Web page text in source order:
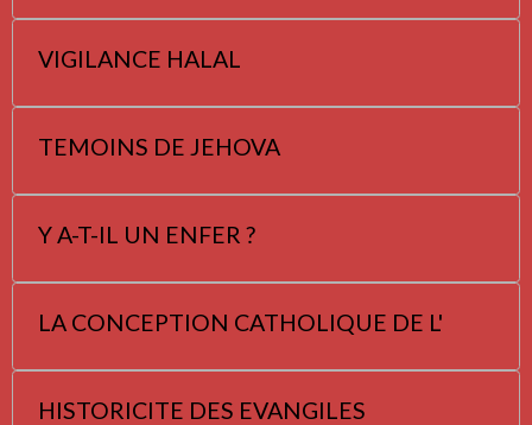
VIGILANCE HALAL
TEMOINS DE JEHOVA
Y A-T-IL UN ENFER ?
LA CONCEPTION CATHOLIQUE DE L'
HISTORICITE DES EVANGILES